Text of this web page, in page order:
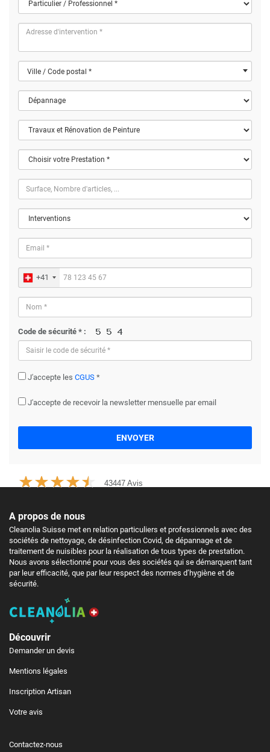
Ville / Code postal *
+41
Code de sécurité * :
J'accepte les CGUS *
J'accepte de recevoir la newsletter mensuelle par email
ENVOYER
43447 Avis
A propos de nous
Cleanolia Suisse met en relation particuliers et professionnels avec des
sociétés de nettoyage, de désinfection Covid, de dépannage et de
traitement de nuisibles pour la réalisation de tous types de prestation.
Nous avons sélectionné pour vous des sociétés qui se démarquent tant
par leur efficacité, que par leur respect des normes d’hygiène et de
sécurité.
Découvrir
Demander un devis
Mentions légales
Inscription Artisan
Votre avis
Contactez-nous